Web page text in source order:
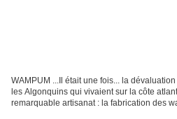
WAMPUM ...Il était une fois... la
les Algonquins qui vivaient sur la côte
remarquable artisanat : la fabrication des